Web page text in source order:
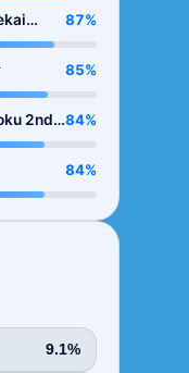
87%
85%
2nd
84%
84%
9.1%